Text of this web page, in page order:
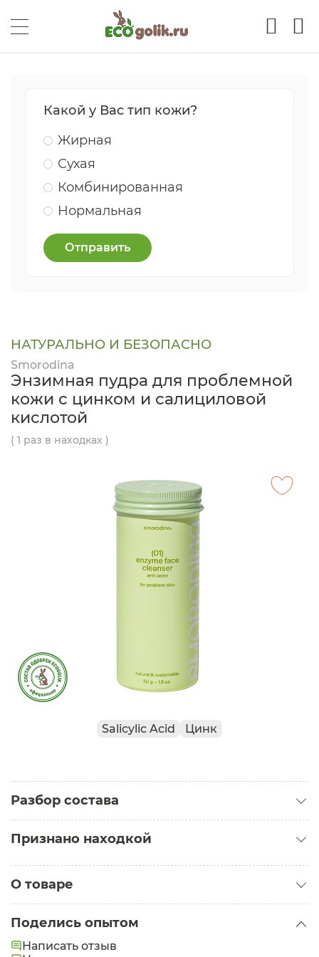
Какой у Вас тип кожи?
Жирная
Сухая
Комбинированная
Нормальная
Отправить
НАТУРАЛЬНО И БЕЗОПАСНО
Smorodina
Энзимная пудра для проблемной
кожи с цинком и салициловой
кислотой
( 1 раз в находках )
Salicylic Acid Цинк
Разбор состава
Признано находкой
Находка для комбинированной кожи
О товаре
Тип кожи:
Проблемная
Поделись опытом
Написать отзыв